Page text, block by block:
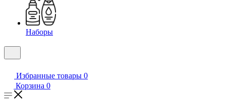
Наборы
Избранные товары 0
Корзина 0